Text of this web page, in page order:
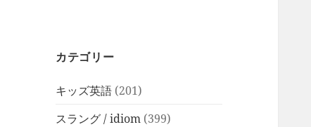
カテゴリー
キッズ英語 (201)
スラング / idiom (399)